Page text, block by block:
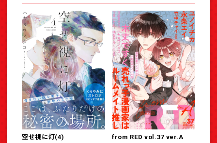
空せ視に灯(4) from RED vol.37 ver.A